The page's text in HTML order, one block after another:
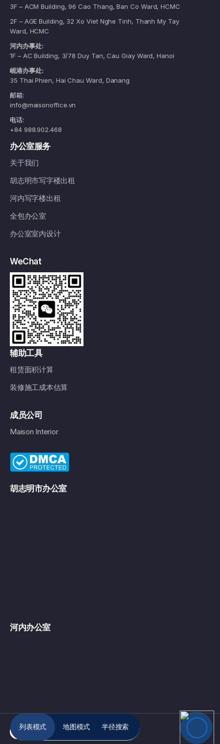
列表模式 地图模式 半径搜索
3F – ACM Building, 96 Cao Thang, Ban Co Ward, HCMC
2F – AGE Building, 32 Xo Viet Nghe Tinh, Thanh My Tay
Ward, HCMC
河内办事处:
1F – AC Building, 3/78 Duy Tan, Cau Giay Ward, Hanoi
岘港办事处:
35 Thai Phien, Hai Chau Ward, Danang
邮箱:
info@maisonoffice.vn
电话:
+84 988.902.468
办公室服务
关于我们
胡志明市写字楼出租
河内写字楼出租
全包办公室
办公室室内设计
WeChat
辅助工具
租赁面积计算
装修施工成本估算
成员公司
Maison Interior
胡志明市办公室
河内办公室